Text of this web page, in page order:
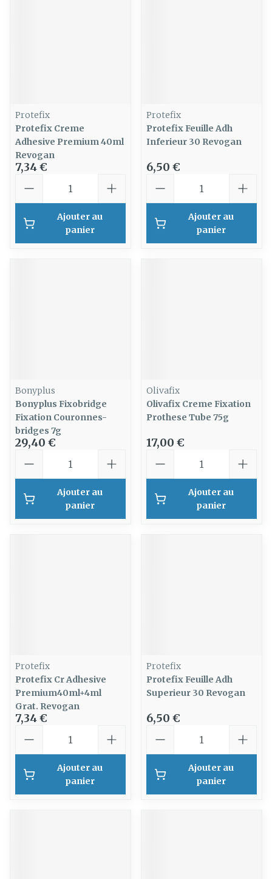
Protefix
Protefix Creme
Adhesive Premium 40ml
Revogan
7,34 €
Ajouter au
panier
Protefix
Protefix Feuille Adh
Inferieur 30 Revogan
6,50 €
Ajouter au
panier
Bonyplus
Bonyplus Fixobridge
Fixation Couronnes-
bridges 7g
29,40 €
Ajouter au
panier
Olivafix
Olivafix Creme Fixation
Prothese Tube 75g
17,00 €
Ajouter au
panier
Protefix
Protefix Cr Adhesive
Premium40ml+4ml
Grat. Revogan
7,34 €
Ajouter au
panier
Protefix
Protefix Feuille Adh
Superieur 30 Revogan
6,50 €
Ajouter au
panier